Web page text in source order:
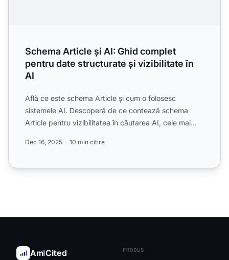
Schema Article și AI: Ghid complet
pentru date structurate și vizibilitate în
AI
Află ce este schema Article și cum o folosesc
sistemele AI. Descoperă de ce contează schema
Article pentru vizibilitatea în căutarea AI, cele mai
Dec 16, 2025 10 min citire
AmICited PRODUS